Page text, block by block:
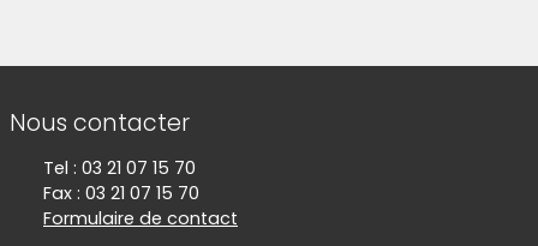
Informations de contact
Nous contacter
Tel : 03 21 07 15 70
Fax : 03 21 07 15 70
Formulaire de contact